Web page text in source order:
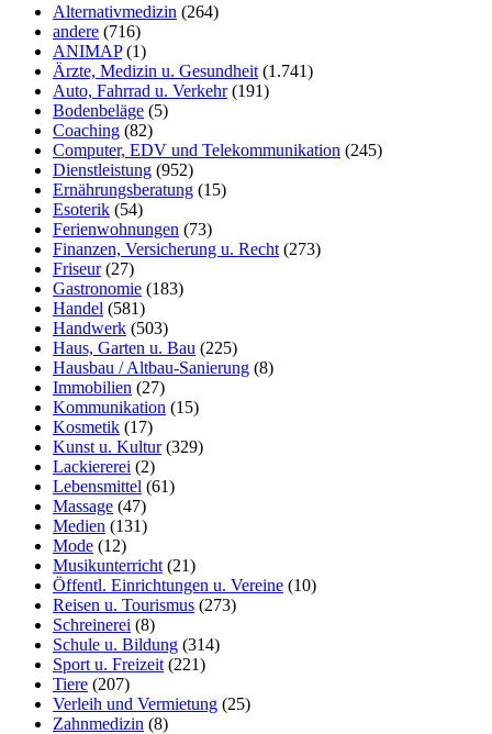
Alternativmedizin (264)
andere (716)
ANIMAP(1)
Ärzte, Medizin u. Gesundheit (1.741)
Auto, Fahrrad u. Verkehr(191)
Bodenbeläge (5)
Coaching (82)
Computer, EDV und Telekommunikation (245)
Dienstleistung (952)
Ernährungsberatung (15)
Esoterik (54)
Ferienwohnungen (73)
Finanzen, Versicherung u. Recht (273)
Friseur(27)
Gastronomie (183)
Handel (581)
Handwerk (503)
Haus, Garten u. Bau (225)
Hausbau / Altbau-Sanierung (8)
Immobilien (27)
Kommunikation (15)
Kosmetik (17)
Kunst u. Kultur(329)
Lackiererei (2)
Lebensmittel (61)
Massage (47)
Medien (131)
Mode (12)
Musikunterricht (21)
Öffentl. Einrichtungen u. Vereine (10)
Reisen u. Tourismus (273)
Schreinerei (8)
Schule u. Bildung (314)
Sport u. Freizeit (221)
Tiere (207)
Verleih und Vermietung (25)
Zahnmedizin (8)